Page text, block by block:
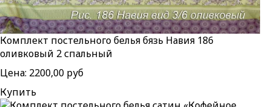
Комплект постельного белья бязь Навия 186
оливковый 2 спальный
Цена: 2200,00 руб
Купить